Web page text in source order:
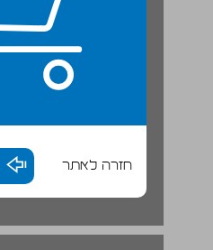
חזרה לאתר